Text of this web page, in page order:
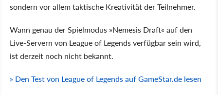
sondern vor allem taktische Kreativität der Teilnehmer.
Wann genau der Spielmodus »Nemesis Draft« auf den
Live-Servern von League of Legends verfügbar sein wird,
ist derzeit noch nicht bekannt.
» Den Test von League of Legends auf GameStar.de lesen